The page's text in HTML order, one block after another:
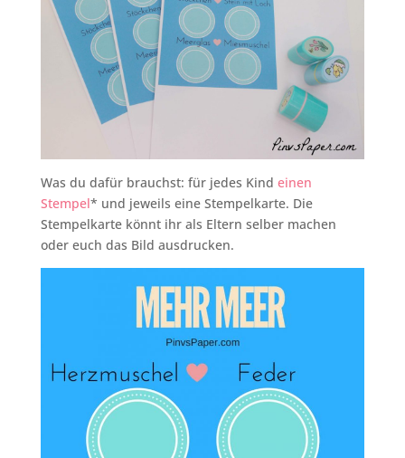
Was du dafür brauchst: für jedes Kind einen
Stempel* und jeweils eine Stempelkarte. Die
Stempelkarte könnt ihr als Eltern selber machen
oder euch das Bild ausdrucken.